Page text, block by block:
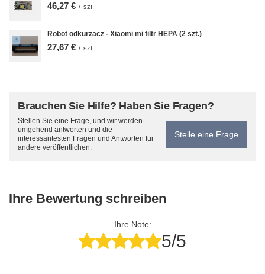
46,27 € / szt.
Robot odkurzacz - Xiaomi mi filtr HEPA (2 szt.)
27,67 € / szt.
Brauchen Sie Hilfe? Haben Sie Fragen?
Stellen Sie eine Frage, und wir werden
umgehend antworten und die
interessantesten Fragen und Antworten für
andere veröffentlichen.
Stelle eine Frage
Ihre Bewertung schreiben
Ihre Note:
5/5